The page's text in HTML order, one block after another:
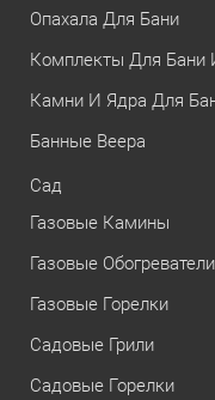
Опахала Для Бани
Комплекты Для Бани
Камни И Ядра Для
Банные Веера
Сад
Газовые Камины
Газовые Обогреватели
Газовые Горелки
Садовые Грили
Садовые Горелки